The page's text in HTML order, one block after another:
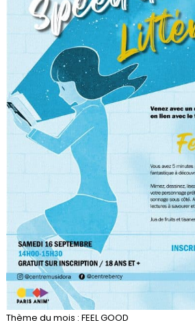
Thème du mois : FEEL GOOD